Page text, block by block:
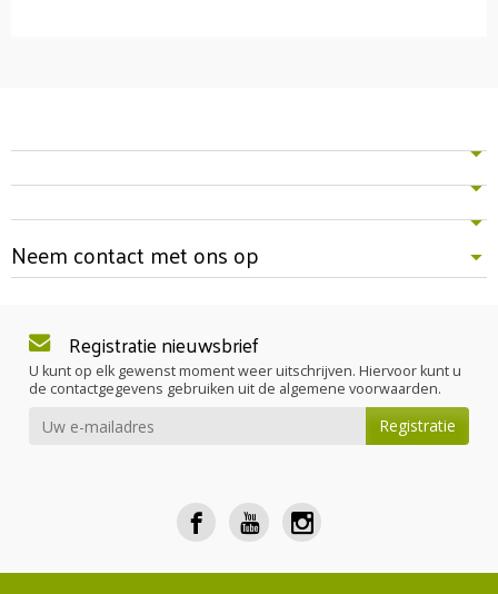
Neem contact met ons op
Registratie nieuwsbrief
U kunt op elk gewenst moment weer uitschrijven. Hiervoor kunt u
de contactgegevens gebruiken uit de algemene voorwaarden.